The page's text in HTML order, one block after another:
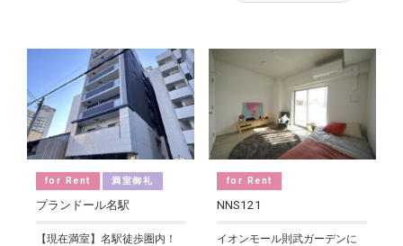
for Rent 満室御礼
プランドール名駅
【現在満室】名駅徒歩圏内！
for Rent
NNS121
イオンモール則武ガーデンに